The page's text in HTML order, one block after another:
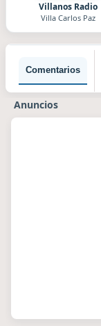
Villanos Radio
Villa Carlos Paz
Comentarios
Anuncios